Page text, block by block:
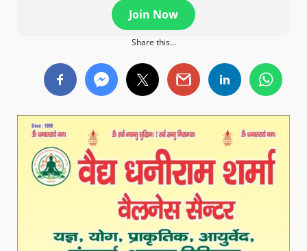
Join Now
Share this...